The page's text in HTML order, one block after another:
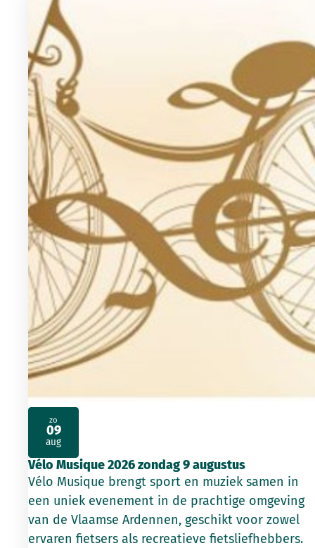
Vélo Musique 2026 zondag 9 augustus
Vélo Musique brengt sport en muziek samen in
een uniek evenement in de prachtige omgeving
van de Vlaamse Ardennen, geschikt voor zowel
ervaren fietsers als recreatieve fietsliefhebbers.
zo
09
aug
2026